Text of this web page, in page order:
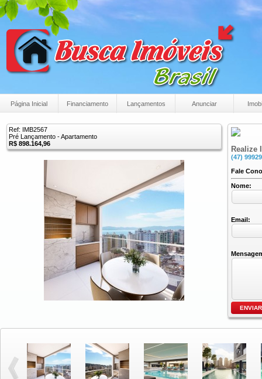
Página Inicial Financiamento Lançamentos Anunciar
Ref: IMB2567
Pré Lançamento - Apartamento
R$ 898.164,96
Realize
(47)
Fale
Nome:
Email: